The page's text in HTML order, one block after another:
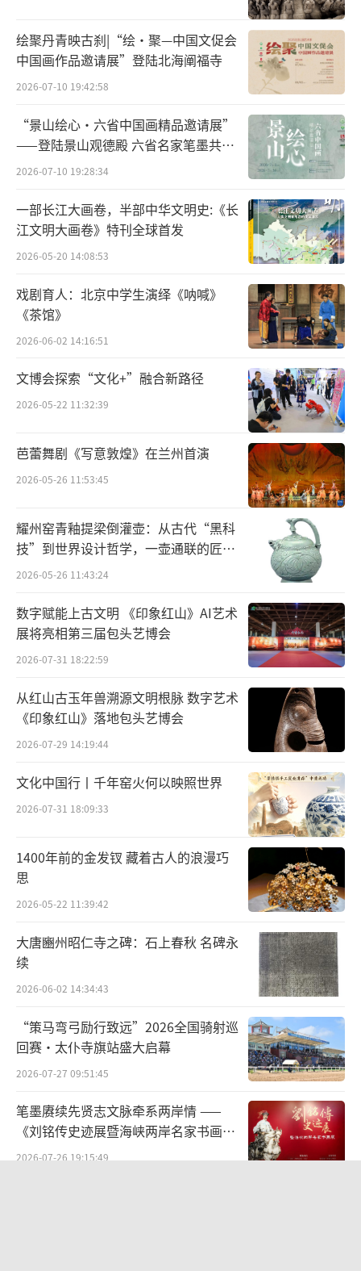
清代帝皇画像中，可以看到各种名贵单色
釉瓷器陈列在旁，可见其尊贵的地位
上一篇文章也有提到青色在服饰中是相对
普通的颜色。瓷器也类似，青瓷的普及程度也
非常广，上至帝皇下至平民都会使用。当然，
皇家用的青瓷可不是什么普通货色，它们要美
得够绝！
比如，唐代越州窑的秘色瓷，光听名字就
觉得有点神秘了。在明清时期，人们从唐代诗
句里，看到很多诗人都对它赞不绝口，把它夸
得天上有地下无的样子。“九秋风露越窑开，
夺得千峰翠色来。好向中宵盛沆瀣，共嵇中散
图片陕西省扶风县法门寺塔地宫出土的秘色瓷净瓶
绘聚丹青映古刹|“绘·聚—中国文促会
中国画作品邀请展”登陆北海阐福寺
2026-07-10 19:42:58
“景山绘心・六省中国画精品邀请展”
——登陆景山观德殿 六省名家笔墨共绘
中轴雅韵
2026-07-10 19:28:34
一部长江大画卷，半部中华文明史:《长
江文明大画卷》特刊全球首发
2026-05-20 14:08:53
戏剧育人：北京中学生演绎《呐喊》
《茶馆》
2026-06-02 14:16:51
文博会探索“文化+”融合新路径
2026-05-22 11:32:39
芭蕾舞剧《写意敦煌》在兰州首演
2026-05-26 11:53:45
耀州窑青釉提梁倒灌壶：从古代“黑科
技”到世界设计哲学，一壶通联的匠心
宇宙
2026-05-26 11:43:24
数字赋能上古文明 《印象红山》AI艺术
展将亮相第三届包头艺博会
2026-07-31 18:22:59
从红山古玉年兽溯源文明根脉 数字艺术
《印象红山》落地包头艺博会
2026-07-29 14:19:44
文化中国行丨千年窑火何以映照世界
2026-07-31 18:09:33
1400年前的金发钗 藏着古人的浪漫巧
思
2026-05-22 11:39:42
大唐豳州昭仁寺之碑：石上春秋 名碑永
续
2026-06-02 14:34:43
“策马弯弓励行致远”2026全国骑射巡
回赛·太仆寺旗站盛大启幕
2026-07-27 09:51:45
笔墨赓续先贤志文脉牵系两岸情 ——
《刘铭传史迹展暨海峡两岸名家书画
展》
2026-07-26 19:15:49